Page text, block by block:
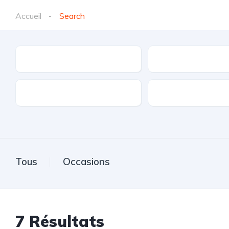
Accueil Search
Tous Occasions
7 Résultats